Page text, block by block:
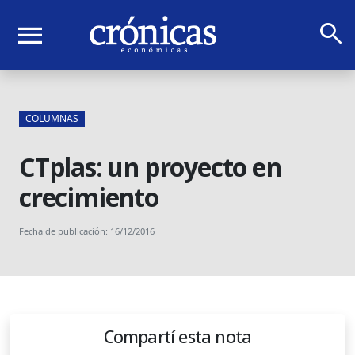
menu search
COLUMNAS
CTplas: un proyecto en
crecimiento
Fecha de publicación: 16/12/2016
Compartí esta nota